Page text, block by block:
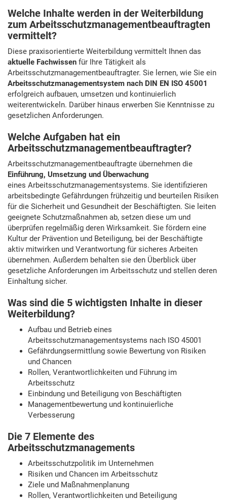
Welche Inhalte werden in der Weiterbildung
zum Arbeitsschutzmanagementbeauftragten
vermittelt?
Diese praxisorientierte Weiterbildung vermittelt Ihnen das
aktuelle Fachwissen für Ihre Tätigkeit als
Arbeitsschutzmanagementbeauftragter. Sie lernen, wie Sie ein
Arbeitsschutzmanagementsystem nach DIN EN ISO 45001
erfolgreich aufbauen, umsetzen und kontinuierlich
weiterentwickeln. Darüber hinaus erwerben Sie Kenntnisse zu
gesetzlichen Anforderungen.
Welche Aufgaben hat ein
Arbeitsschutzmanagementbeauftragter?
Arbeitsschutzmanagementbeauftragte übernehmen die
Einführung, Umsetzung und Überwachung
eines Arbeitsschutzmanagementsystems. Sie identifizieren
arbeitsbedingte Gefährdungen frühzeitig und beurteilen Risiken
für die Sicherheit und Gesundheit der Beschäftigten. Sie leiten
geeignete Schutzmaßnahmen ab, setzen diese um und
überprüfen regelmäßig deren Wirksamkeit. Sie fördern eine
Kultur der Prävention und Beteiligung, bei der Beschäftigte
aktiv mitwirken und Verantwortung für sicheres Arbeiten
übernehmen. Außerdem behalten sie den Überblick über
gesetzliche Anforderungen im Arbeitsschutz und stellen deren
Einhaltung sicher.
Was sind die 5 wichtigsten Inhalte in dieser
Weiterbildung?
Aufbau und Betrieb eines
Arbeitsschutzmanagementsystems nach ISO 45001
Gefährdungsermittlung sowie Bewertung von Risiken
und Chancen
Rollen, Verantwortlichkeiten und Führung im
Arbeitsschutz
Einbindung und Beteiligung von Beschäftigten
Managementbewertung und kontinuierliche
Verbesserung
Die 7 Elemente des
Arbeitsschutzmanagements
Arbeitsschutzpolitik im Unternehmen
Risiken und Chancen im Arbeitsschutz
Ziele und Maßnahmenplanung
Rollen, Verantwortlichkeiten und Beteiligung